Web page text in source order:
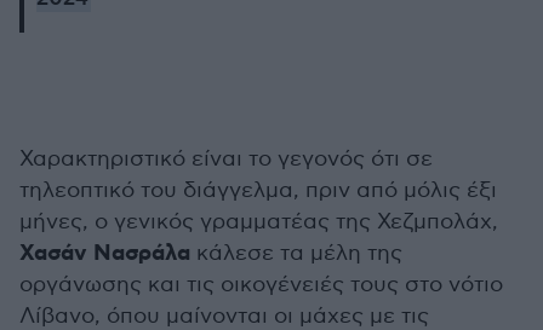
Χαρακτηριστικό είναι το γεγονός ότι σε
τηλεοπτικό του διάγγελμα, πριν από μόλις έξι
μήνες, ο γενικός γραμματέας της Χεζμπολάχ,
Χασάν Νασράλα κάλεσε τα μέλη της
οργάνωσης και τις οικογένειές τους στο νότιο
Λίβανο, όπου μαίνονται οι μάχες με τις